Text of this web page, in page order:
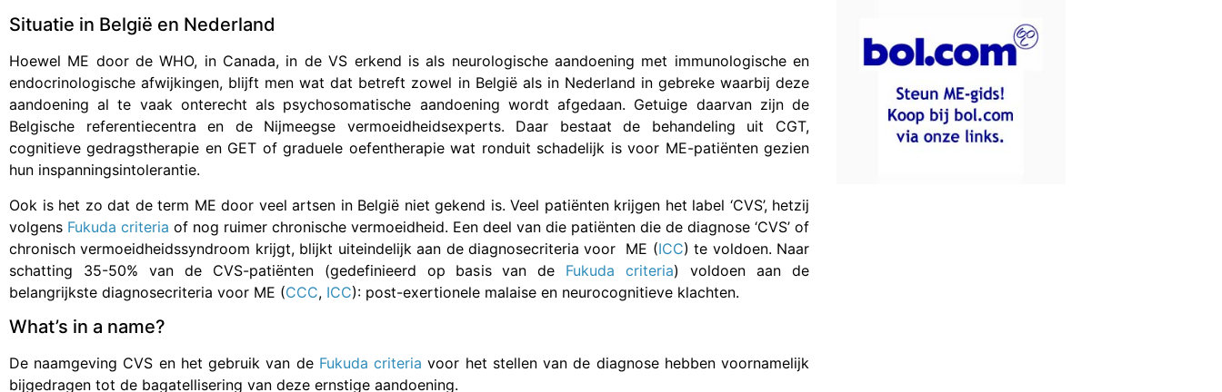
Situatie in België en Nederland
Hoewel ME door de WHO, in Canada, in de VS erkend is als neurologische aandoening met immunologische en
endocrinologische afwijkingen, blijft men wat dat betreft zowel in België als in Nederland in gebreke waarbij deze
aandoening al te vaak onterecht als psychosomatische aandoening wordt afgedaan. Getuige daarvan zijn de
Belgische referentiecentra en de Nijmeegse vermoeidheidsexperts. Daar bestaat de behandeling uit CGT,
cognitieve gedragstherapie en GET of graduele oefentherapie wat ronduit schadelijk is voor ME-patiënten gezien
hun inspanningsintolerantie.
Ook is het zo dat de term ME door veel artsen in België niet gekend is. Veel patiënten krijgen het label ‘CVS’, hetzij
volgens Fukuda criteria of nog ruimer chronische vermoeidheid. Een deel van die patiënten die de diagnose ‘CVS’ of
chronisch vermoeidheidssyndroom krijgt, blijkt uiteindelijk aan de diagnosecriteria voor ME (ICC) te voldoen. Naar
schatting 35-50% van de CVS-patiënten (gedefinieerd op basis van de Fukuda criteria) voldoen aan de
belangrijkste diagnosecriteria voor ME (CCC, ICC): post-exertionele malaise en neurocognitieve klachten.
What’s in a name?
De naamgeving CVS en het gebruik van de Fukuda criteria voor het stellen van de diagnose hebben voornamelijk
bijgedragen tot de bagatellisering van deze ernstige aandoening.